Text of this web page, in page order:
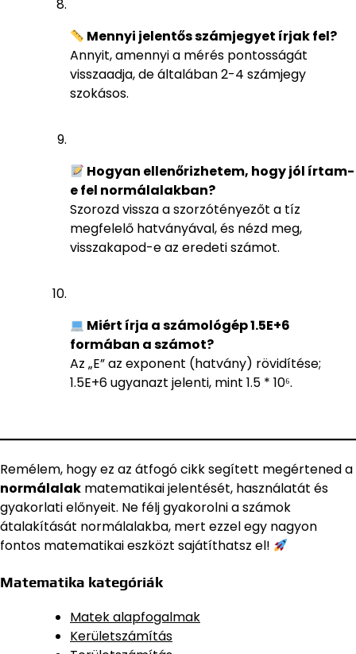
Mennyi jelentős számjegyet írjak fel?
Annyit, amennyi a mérés pontosságát
visszaadja, de általában 2-4 számjegy
szokásos.
Hogyan ellenőrizhetem, hogy jól írtam-
e fel normálalakban?
Szorozd vissza a szorzótényezőt a tíz
megfelelő hatványával, és nézd meg,
visszakapod-e az eredeti számot.
Miért írja a számológép 1.5E+6
formában a számot?
Az „E” az exponent (hatvány) rövidítése;
1.5E+6 ugyanazt jelenti, mint 1.5 * 10⁶.
Remélem, hogy ez az átfogó cikk segített megértened a
normálalak matematikai jelentését, használatát és
gyakorlati előnyeit. Ne félj gyakorolni a számok
átalakítását normálalakba, mert ezzel egy nagyon
fontos matematikai eszközt sajátíthatsz el!
Matematika kategóriák
Matek alapfogalmak
Kerületszámítás